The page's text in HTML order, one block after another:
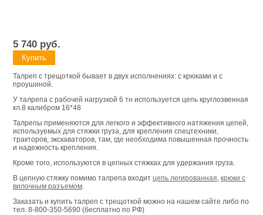
5 740 руб.
Талреп с трещоткой бывает в двух исполнениях: с крюками и с
проушиной.
У талрепа с рабочей нагрузкой 6 тн используется цепь круглозвенная
кл.8 калибром 16*48
Талрепы применяются для легкого и эффективного натяжения цепей,
используемых для стяжки груза, для крепления спецтехники,
тракторов, экскаваторов, там, где необходима повышенная прочность
и надежность крепления.
Кроме того, используются в цепных стяжках для удержания груза.
В цепную стяжку помимо талрепа входит цепь легированная, крюки с
вилочным разъемом.
Заказать и купить талреп с трещоткой можно на нашем сайте либо по
тел. 8-800-350-5690 (бесплатно по РФ)